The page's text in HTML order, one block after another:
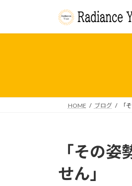
HOME ブログ 「
「その
せん」